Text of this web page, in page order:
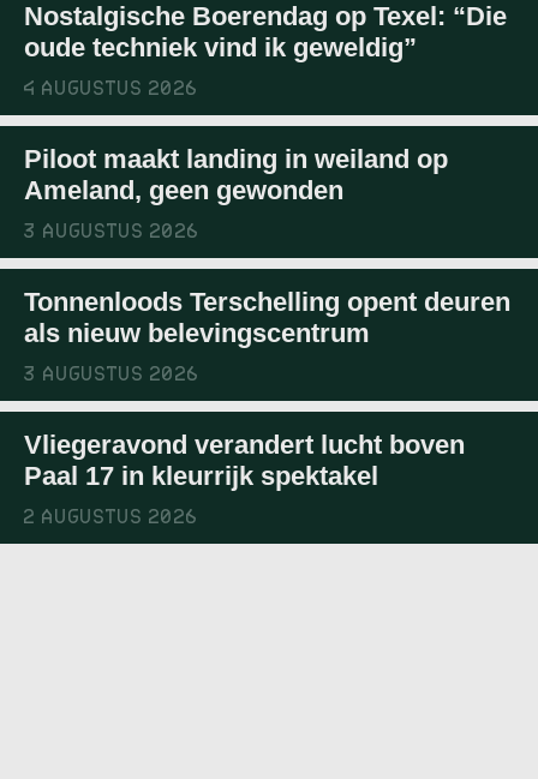
Nostalgische Boerendag op Texel: “Die
oude techniek vind ik geweldig”
4 AUGUSTUS 2026
Piloot maakt landing in weiland op
Ameland, geen gewonden
3 AUGUSTUS 2026
Tonnenloods Terschelling opent deuren
als nieuw belevingscentrum
3 AUGUSTUS 2026
Vliegeravond verandert lucht boven
Paal 17 in kleurrijk spektakel
2 AUGUSTUS 2026